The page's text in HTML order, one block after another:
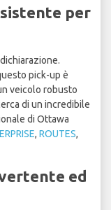
per
pick-up è
veicolo robusto
di un incredibile
di Ottawa
, ROUTES,
ed